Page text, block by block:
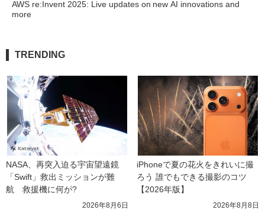
AWS re:Invent 2025: Live updates on new AI innovations and
more
TRENDING
NASA、再突入迫る宇宙望遠鏡
「Swift」救出ミッションが難
航　救援機に何が?
2026年8月6日
iPhoneで夏の花火をきれいに撮
ろう 誰でもできる撮影のコツ
【2026年版】
2026年8月8日